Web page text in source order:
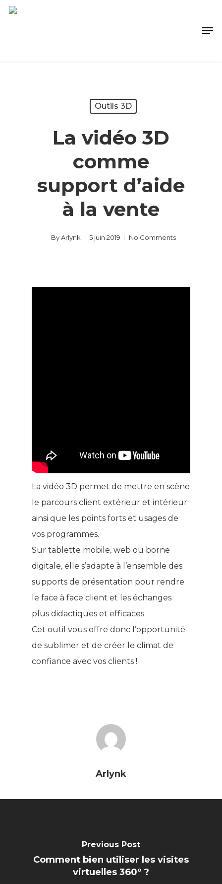
Outils 3D
La vidéo 3D
comme
support d’aide
à la vente
ByArlynk 5 juin 2019 No Comments
La vidéo 3D permet de mettre en scène
le parcours client extérieur et intérieur
ainsi que les points forts et usages de
vos programmes.
Sur tablette mobile, web ou borne
digitale, elle s’adapte à l’ensemble des
supports de présentation pour rendre
le face à face client et les échanges
plus didactiques et efficaces.
Cet outil vous offre donc l’opportunité
de sublimer et de créer le climat de
confiance avec vos clients !
Arlynk
Previous Post
Comment bien utiliser les visites
virtuelles 360° ?